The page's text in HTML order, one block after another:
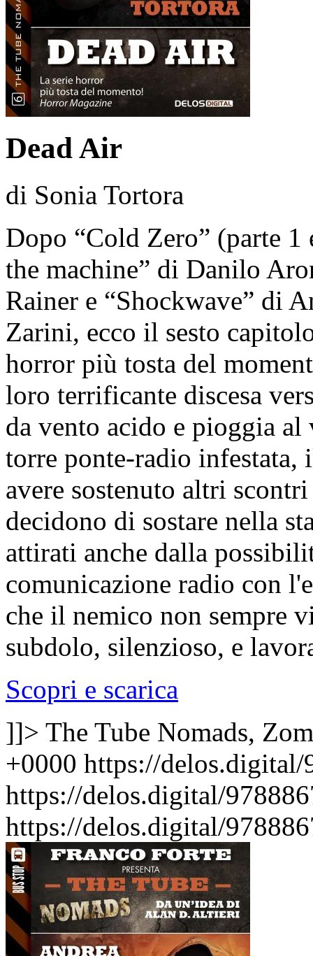
Dead Air
di Sonia Tortora
Dopo “Cold Zero” (parte
the machine” di Danilo
Rainer e “Shockwave” di
Zarini, ecco il sesto
horror più tosta del
loro terrificante discesa
da vento acido e pioggia al
torre ponte-radio infestata,
avere sostenuto altri
decidono di sostare nella
attirati anche dalla
comunicazione radio con
che il nemico non sempre
subdolo, silenzioso, e
Scopri e scarica
]]> The Tube Nomads,
+0000 https://delos.digital/
https://delos.digital/
https://delos.digital/